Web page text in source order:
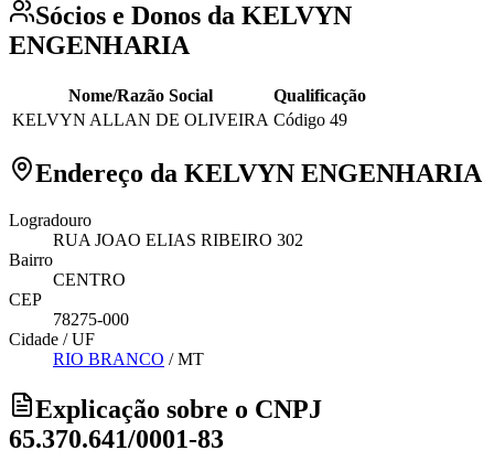
Sócios e Donos da KELVYN
ENGENHARIA
Nome/Razão Social
Qualificação
KELVYN ALLAN DE OLIVEIRA Código 49
Endereço da KELVYN ENGENHARIA
Logradouro
RUA JOAO ELIAS RIBEIRO 302
Bairro
CENTRO
CEP
78275-000
Cidade / UF
RIO BRANCO /MT
Explicação sobre o CNPJ
65.370.641/0001-83